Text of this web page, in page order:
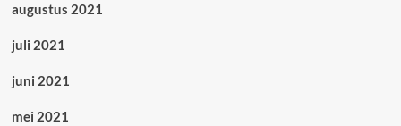
augustus 2021
juli 2021
juni 2021
mei 2021